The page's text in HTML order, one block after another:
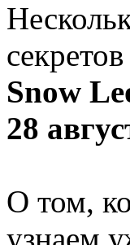
Snow
28
О том,